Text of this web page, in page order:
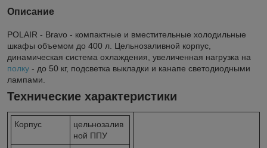
Описание
POLAIR - Bravo - компактные и вместительные холодильные
шкафы объемом до 400 л. Цельнозаливной корпус,
динамическая система охлаждения, увеличенная нагрузка на
полку - до 50 кг, подсветка выкладки и канапе светодиодными
лампами.
Технические характеристики
Корпус
цельнозалив
ной ППУ